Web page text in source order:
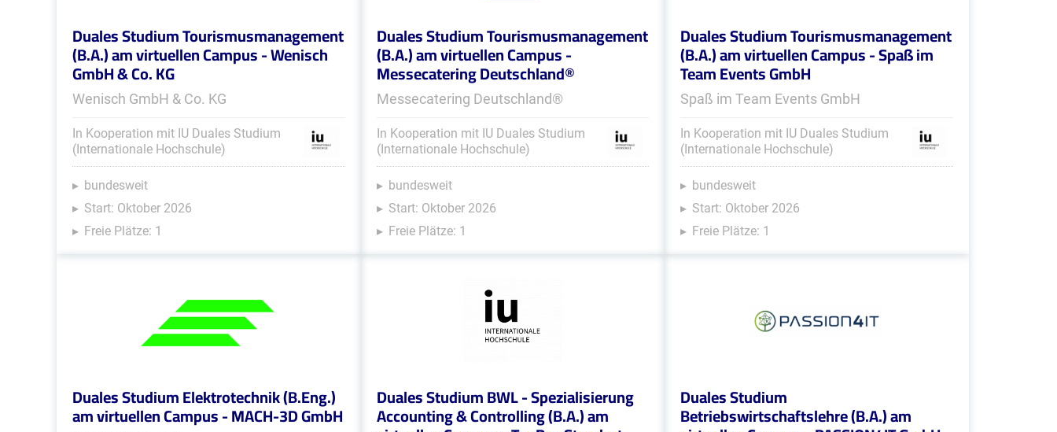
Duales Studium Tourismusmanagement
(B.A.) am virtuellen Campus - Wenisch
GmbH & Co. KG
Wenisch GmbH & Co. KG
In Kooperation mit IU Duales Studium
(Internationale Hochschule)
bundesweit
Start: Oktober 2026
Freie Plätze: 1
Duales Studium Tourismusmanagement
(B.A.) am virtuellen Campus -
Messecatering Deutschland®
Messecatering Deutschland®
In Kooperation mit IU Duales Studium
(Internationale Hochschule)
bundesweit
Start: Oktober 2026
Freie Plätze: 1
Duales Studium Tourismusmanagement
(B.A.) am virtuellen Campus - Spaß im
Team Events GmbH
Spaß im Team Events GmbH
In Kooperation mit IU Duales Studium
(Internationale Hochschule)
bundesweit
Start: Oktober 2026
Freie Plätze: 1
Duales Studium Elektrotechnik (B.Eng.)
am virtuellen Campus - MACH-3D GmbH
Duales Studium BWL - Spezialisierung
Accounting & Controlling (B.A.) am
Duales Studium
Betriebswirtschaftslehre (B.A.) am